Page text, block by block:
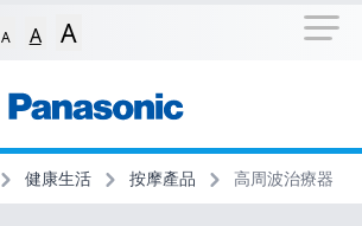
跳到捷徑選項 跳至
A A A
健康生活 按摩產品 高周波治療器